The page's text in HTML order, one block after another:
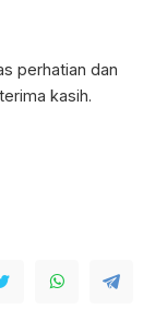
perhatian dan
kasih.